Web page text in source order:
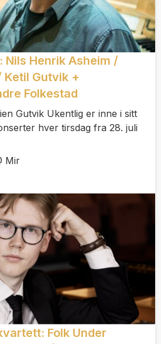
Nils Henrik Asheim /
Ketil Gutvik +
Folkestad
Gutvik Ukentlig er inne i sitt
hver tirsdag fra 28. juli
Mir
Folk Under